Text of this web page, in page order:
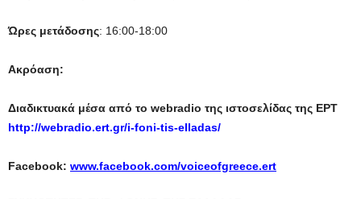
Ώρες μετάδοσης: 16:00-18:00
Ακρόαση:
Διαδικτυακά μέσα από το webradio της ιστοσελίδας της ΕΡΤ
http://webradio.ert.gr/i-foni-tis-elladas/
Facebook: www.facebook.com/voiceofgreece.ert